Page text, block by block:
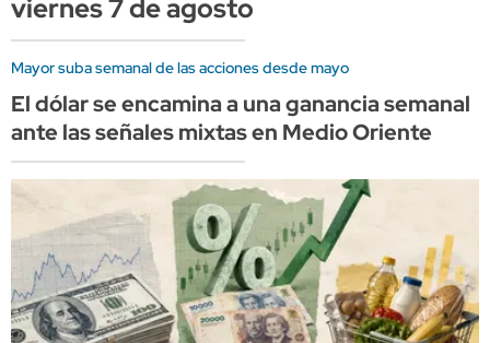
viernes 7 de agosto
Mayor suba semanal de las acciones desde mayo
El dólar se encamina a una ganancia semanal
ante las señales mixtas en Medio Oriente